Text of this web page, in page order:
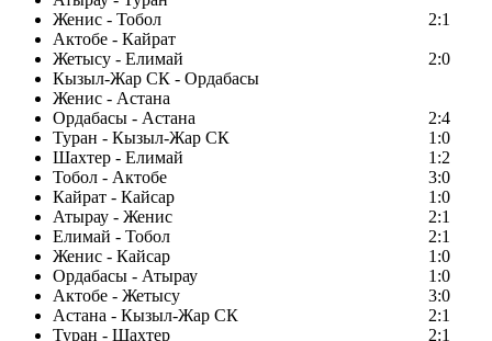
Женис - Тобол
2:1
Актобе - Кайрат
Жетысу - Елимай
2:0
Кызыл-Жар СК - Ордабасы
Женис - Астана
Ордабасы - Астана
2:4
Туран - Кызыл-Жар СК
1:0
Шахтер - Елимай
1:2
Тобол - Актобе
3:0
Кайрат - Кайсар
1:0
Атырау - Женис
2:1
Елимай - Тобол
2:1
Женис - Кайсар
1:0
Ордабасы - Атырау
1:0
Актобе - Жетысу
3:0
Астана - Кызыл-Жар СК
2:1
Туран - Шахтер
2:1